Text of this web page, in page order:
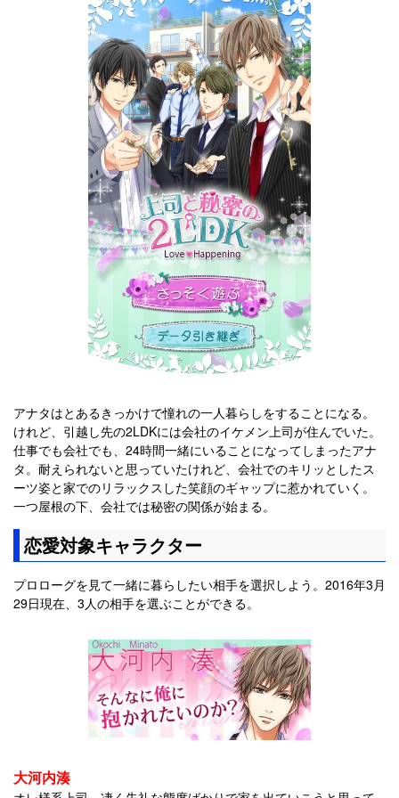
アナタはとあるきっかけで憧れの一人暮らしをすることになる。
けれど、引越し先の2LDKには会社のイケメン上司が住んでいた。
仕事でも会社でも、24時間一緒にいることになってしまったアナ
タ。耐えられないと思っていたけれど、会社でのキリッとしたス
ーツ姿と家でのリラックスした笑顔のギャップに惹かれていく。
一つ屋根の下、会社では秘密の関係が始まる。
恋愛対象キャラクター
プロローグを見て一緒に暮らしたい相手を選択しよう。2016年3月
29日現在、3人の相手を選ぶことができる。
大河内湊